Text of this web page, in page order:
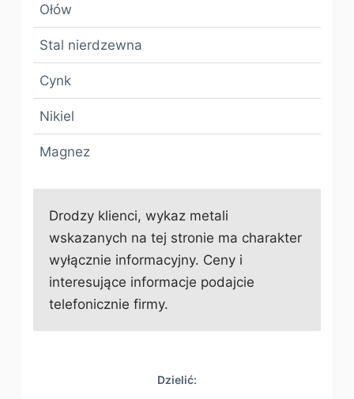
Ołów
Stal nierdzewna
Cynk
Nikiel
Magnez
Drodzy klienci, wykaz metali
wskazanych na tej stronie ma charakter
wyłącznie informacyjny. Ceny i
interesujące informacje podajcie
telefonicznie firmy.
Dzielić: